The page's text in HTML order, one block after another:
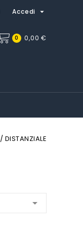
Accedi 
0 0,00 €
DISTANZIALE
